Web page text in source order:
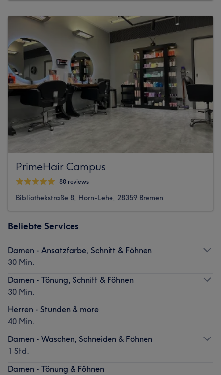
PrimeHair Campus
88 reviews
Bibliothekstraße 8, Horn-Lehe, 28359 Bremen
Beliebte Services
Damen - Ansatzfarbe, Schnitt & Föhnen
30 Min.
Damen - Tönung, Schnitt & Föhnen
30 Min.
Herren - Stunden & more
40 Min.
Damen - Waschen, Schneiden & Föhnen
1 Std.
Damen - Tönung & Föhnen